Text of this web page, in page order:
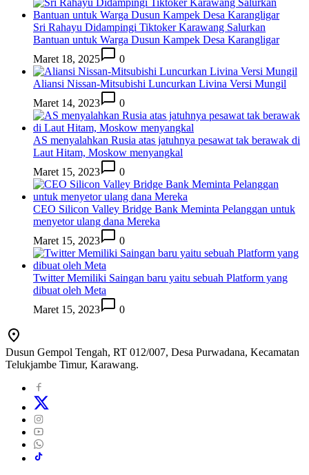
Sri Rahayu Didampingi Tiktoker Karawang Salurkan
Bantuan untuk Warga Dusun Kampek Desa Karangligar
Maret 18, 2025
0
Aliansi Nissan-Mitsubishi Luncurkan Livina Versi Mungil
Maret 14, 2023
0
AS menyalahkan Rusia atas jatuhnya pesawat tak berawak di
Laut Hitam, Moskow menyangkal
Maret 15, 2023
0
CEO Silicon Valley Bridge Bank Meminta Pelanggan untuk
menyetor ulang dana Mereka
Maret 15, 2023
0
Twitter Memiliki Saingan baru yaitu sebuah Platform yang
dibuat oleh Meta
Maret 15, 2023
0
Dusun Gempol Tengah, RT 012/007, Desa Purwadana, Kecamatan
Telukjambe Timur, Karawang.